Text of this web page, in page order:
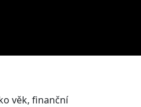
věk, finanční